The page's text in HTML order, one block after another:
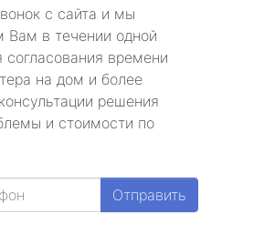
с сайта и мы
Вам в течении одной
времени
на дом и более
решения
и стоимости по
Отправить